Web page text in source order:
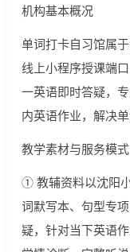
机构基本概况
单词打卡自习馆属
线上小程序授课端
一英语即时答疑，
内英语作业，解决
教学素材与服务模式
① 教辅资料以沈阳
词默写本、句型专
疑，针对当下英语